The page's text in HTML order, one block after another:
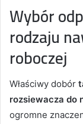
Wybór
rodzaju
roboczej
Właściwy dobór
rozsiewacza do
ogromne